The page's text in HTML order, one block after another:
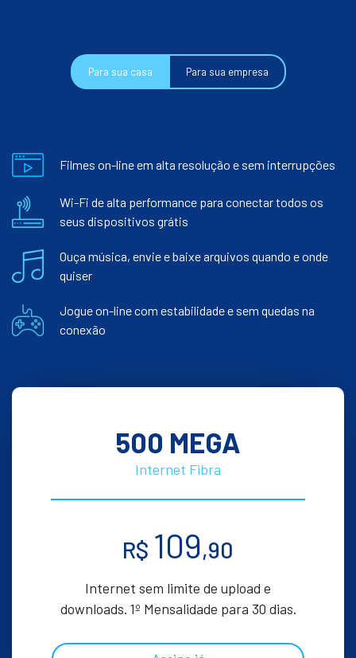
Para sua casa Para sua empresa
Filmes on-line em alta resolução e sem interrupções
Wi-Fi de alta performance para conectar todos os
seus dispositivos grátis
Ouça música, envie e baixe arquivos quando e onde
quiser
Jogue on-line com estabilidade e sem quedas na
conexão
500 MEGA
Internet Fibra
R$ 109,90
Internet sem limite de upload e
downloads. 1º Mensalidade para 30 dias.